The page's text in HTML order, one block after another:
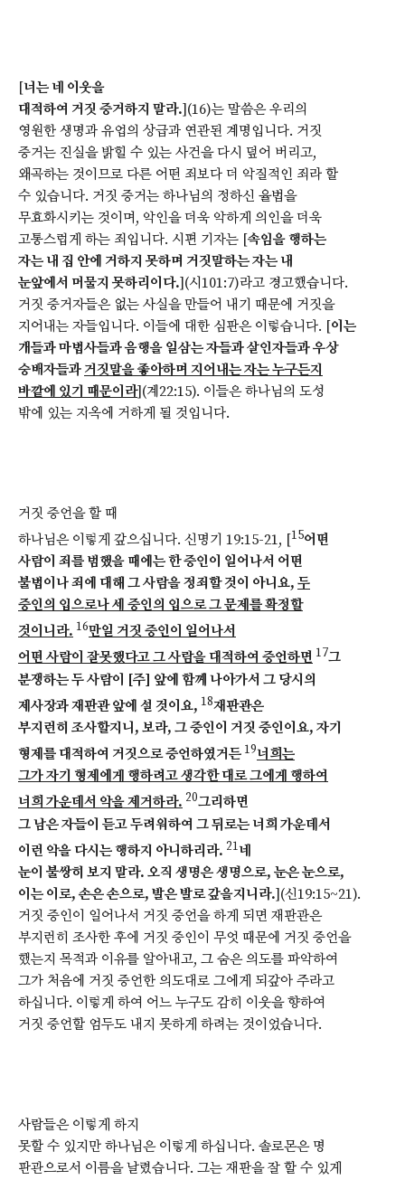
[너는 네 이웃을
대적하여 거짓 증거하지 말라.](16)는 말씀은 우리의
영원한 생명과 유업의 상급과 연관된 계명입니다. 거짓
증거는 진실을 밝힐 수 있는 사건을 다시 덮어 버리고,
왜곡하는 것이므로 다른 어떤 죄보다 더 악질적인 죄라 할
수 있습니다. 거짓 증거는 하나님의 정하신 율법을
무효화시키는 것이며, 악인을 더욱 악하게 의인을 더욱
고통스럽게 하는 죄입니다. 시편 기자는 [속임을 행하는
자는 내 집 안에 거하지 못하며 거짓말하는 자는 내
눈앞에서 머물지 못하리이다.](시101:7)라고 경고했습니다.
거짓 증거자들은 없는 사실을 만들어 내기 때문에 거짓을
지어내는 자들입니다. 이들에 대한 심판은 이렇습니다. [이는
개들과 마법사들과 음행을 일삼는 자들과 살인자들과 우상
숭배자들과 거짓말을 좋아하며 지어내는 자는 누구든지
바깥에 있기 때문이라](계22:15). 이들은 하나님의 도성
밖에 있는 지옥에 거하게 될 것입니다.
거짓 증언을 할 때
하나님은 이렇게 갚으십니다. 신명기 19:15-21, [15어떤
사람이 죄를 범했을 때에는 한 증인이 일어나서 어떤
불법이나 죄에 대해 그 사람을 정죄할 것이 아니요, 두
증인의 입으로나 세 증인의 입으로 그 문제를 확정할
것이니라. 16만일 거짓 증인이 일어나서
어떤 사람이 잘못했다고 그 사람을 대적하여 증언하면 17그
분쟁하는 두 사람이 [주] 앞에 함께 나아가서 그 당시의
제사장과 재판관 앞에 설 것이요, 18재판관은
부지런히 조사할지니, 보라, 그 증인이 거짓 증인이요, 자기
형제를 대적하여 거짓으로 증언하였거든 19너희는
그가 자기 형제에게 행하려고 생각한 대로 그에게 행하여
너희 가운데서 악을 제거하라. 20그리하면
그 남은 자들이 듣고 두려워하여 그 뒤로는 너희 가운데서
이런 악을 다시는 행하지 아니하리라. 21네
눈이 불쌍히 보지 말라. 오직 생명은 생명으로, 눈은 눈으로,
이는 이로, 손은 손으로, 발은 발로 갚을지니라.](신19:15~21).
거짓 증인이 일어나서 거짓 증언을 하게 되면 재판관은
부지런히 조사한 후에 거짓 증인이 무엇 때문에 거짓 증언을
했는지 목적과 이유를 알아내고, 그 숨은 의도를 파악하여
그가 처음에 거짓 증언한 의도대로 그에게 되갚아 주라고
하십니다. 이렇게 하여 어느 누구도 감히 이웃을 향하여
거짓 증언할 엄두도 내지 못하게 하려는 것이었습니다.
사람들은 이렇게 하지
못할 수 있지만 하나님은 이렇게 하십니다. 솔로몬은 명
판관으로서 이름을 날렸습니다. 그는 재판을 잘 할 수 있게